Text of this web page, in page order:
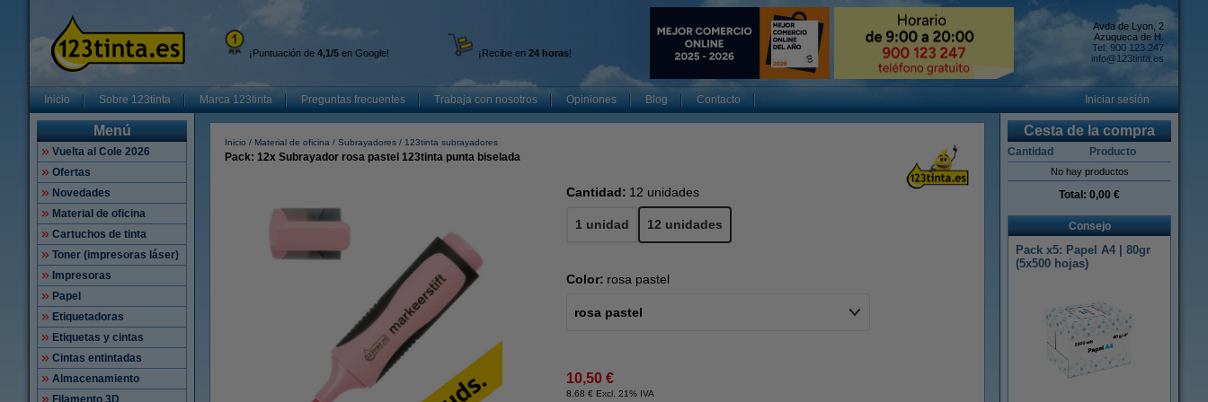
¡Puntuación de 4,1/5 en Google! ¡Recibe en 24 horas!
Avda de Lyon, 2
Azuqueca de H.
Tel: 900 123 247
info@123tinta.es
Inicio Sobre 123tinta Marca 123tinta Preguntas frecuentes Trabaja con nosotros Opiniones Blog Contacto Iniciar sesión
Menú
Vuelta al Cole 2026
Ofertas
Novedades
Material de oficina
Cartuchos de tinta
Toner (impresoras láser)
Impresoras
Papel
Etiquetadoras
Etiquetas y cintas
Cintas entintadas
Almacenamiento
Filamento 3D
Inicio Material de oficina Subrayadores 123tinta subrayadores
Pack: 12x Subrayador rosa pastel 123tinta punta biselada
Cantidad: 12 unidades
1 unidad 12 unidades
Color: rosa pastel
rosa pastel
10,50 €
8,68 € Excl. 21% IVA
Cesta de la compra
Cantidad Producto
No hay productos
Total: 0,00 €
Consejo
Pack x5: Papel A4 | 80gr
(5x500 hojas)